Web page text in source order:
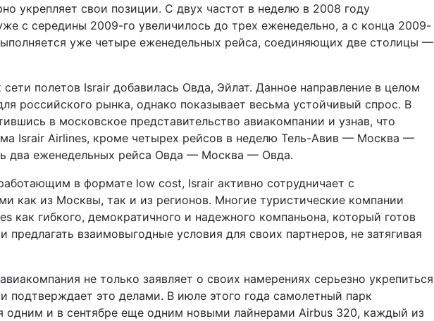
укрепляет свои позиции. С двух частот в неделю в 2008 году
с середины 2009-го увеличилось до трех еженедельно, а с конца 2009-
уже четыре еженедельных рейса, соединяющих две столицы —
полетов Israir добавилась Овда, Эйлат. Данное направление в целом
российского рынка, однако показывает весьма устойчивый спрос. В
в московское представительство авиакомпании и узнав, что
Israir Airlines, кроме четырех рейсов в неделю Тель-Авив — Москва —
два еженедельных рейса Овда — Москва — Овда.
в формате low cost, Israir активно сотрудничает с
как из Москвы, так и из регионов. Многие туристические компании
как гибкого, демократичного и надежного компаньона, который готов
предлагать взаимовыгодные условия для своих партнеров, не затягивая
не только заявляет о своих намерениях серьезно укрепиться
подтверждает это делами. В июле этого года самолетный парк
одним и в сентябре еще одним новыми лайнерами Airbus 320, каждый из